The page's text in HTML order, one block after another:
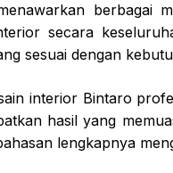
berbagai
secara
sesuai dengan
interior Bintaro
hasil yang
lengkapnya